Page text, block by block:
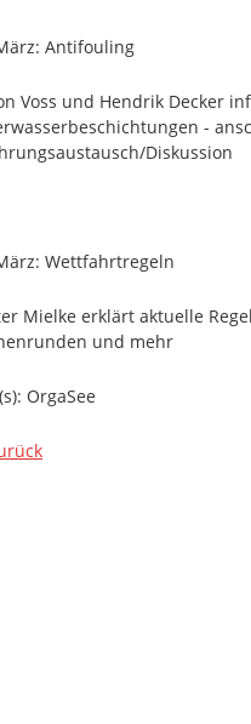
Antifouling
Voss und Hendrik Decker
-
Diskussion
Wettfahrtregeln
Mielke erklärt aktuelle
und mehr
OrgaSee